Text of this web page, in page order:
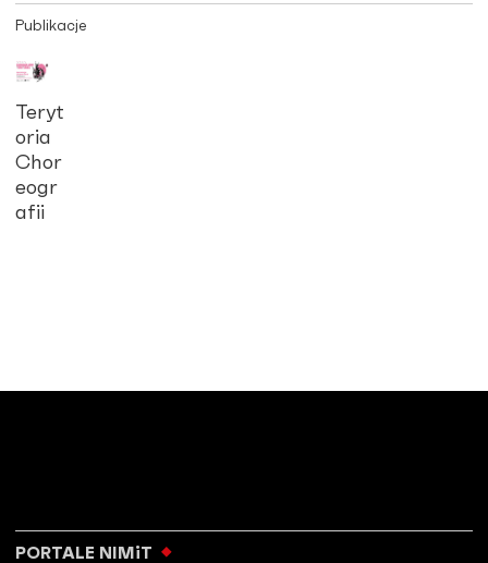
Publikacje
Teryt
oria
Chor
eogr
afii
PORTALE NIMiT